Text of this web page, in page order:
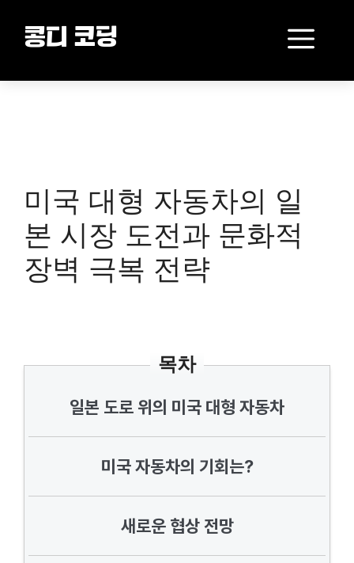
content콩디 코딩
미국 대형 자동차의 일
본 시장 도전과 문화적
장벽 극복 전략
목차
일본 도로 위의 미국 대형 자동차
미국 자동차의 기회는?
새로운 협상 전망